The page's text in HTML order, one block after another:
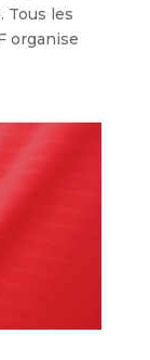
Tous les
organise